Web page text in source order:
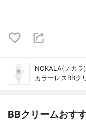
NOKALA(ノカラ)
カラーレスBBク
BBクリームおす